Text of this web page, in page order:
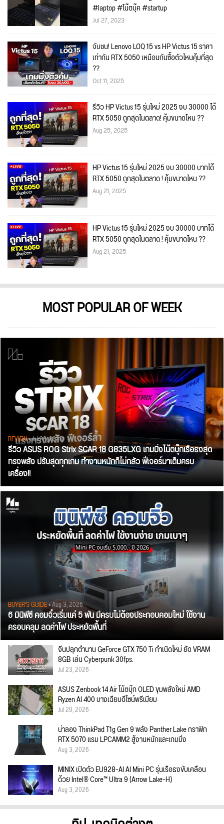
#laptop #โน๊ตบุ๊ค #startup
Jul 27, 2023
จับชน! Lenovo LOQ 15 vs HP Victus 15 ราคา
เท่ากัน RTX 5050 เหมือนกันซื้อตัวไหนคุ้มที่สุด
??
Oct 11, 2025
รีวิว HP Victus 15 รุ่นใหม่ 2025 งบ 30000 ได้
RTX 5050 ถูกสุดในตลาด! คุ้มขนาดไหน ??
Aug 25, 2025
HP Victus 15 รุ่นใหม่ 2025 งบ 30000 บาทได้
RTX 5050 ถูกสุดในตลาด ! คุ้มขนาดไหน ??
Aug 21, 2025
HP Victus 15 รุ่นใหม่ 2025 งบ 30000 บาทได้
RTX 5050 ถูกสุดในตลาด ! คุ้มขนาดไหน ??
Aug 21, 2025
MOST POPULAR OF WEEK
REVIEW• Jul 28, 2026
รีวิว ASUS ROG Strix SCAR 18 G835LXG เกมมิ่งโน้ตบุ๊กเรือธงสุด
ทรงพลัง ปรับสุดทุกเกม ทำงานหนักก็ไม่กลัว ฟีเจอร์มาเต็มครบ
เครื่อง!!
BUYER'S GUIDE• Aug 3, 2026
6 มินิพีซี คอมจิ๋วเริ่มแค่ 5 พัน มีครบไม่ต้องประกอบคอมใหม่ ใช้งาน
ครอบคลุม ลดค่าไฟ ประหยัดพื้นที่
จีนปลุกตำนาน GeForce GTX 750 Ti กำเนิดใหม่ ยัด VRAM
8GB เล่น Cyberpunk 30fps.
Jul 23, 2026
ASUS Zenbook 14 Air โน้ตบุ๊ก OLED ขุมพลังใหม่ AMD
Ryzen AI 400 บางเฉียบดีไซน์พรีเมียม
Jul 29, 2026
น่าลอง ThinkPad T1g Gen 9 พลัง Panther Lake กราฟิก
RTX 5070 แรม LPCAMM2 สู้งานหนักและเกมมิ่ง
Aug 3, 2026
MINIX เปิดตัว EU928-AI AI Mini PC รุ่นเรือธงขับเคลื่อน
ด้วย Intel® Core™ Ultra 9 (Arrow Lake-H)
Aug 3, 2026